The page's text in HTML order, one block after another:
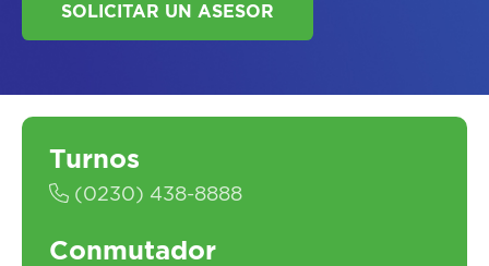
SOLICITAR UN ASESOR
Turnos
(0230) 438-8888
Conmutador